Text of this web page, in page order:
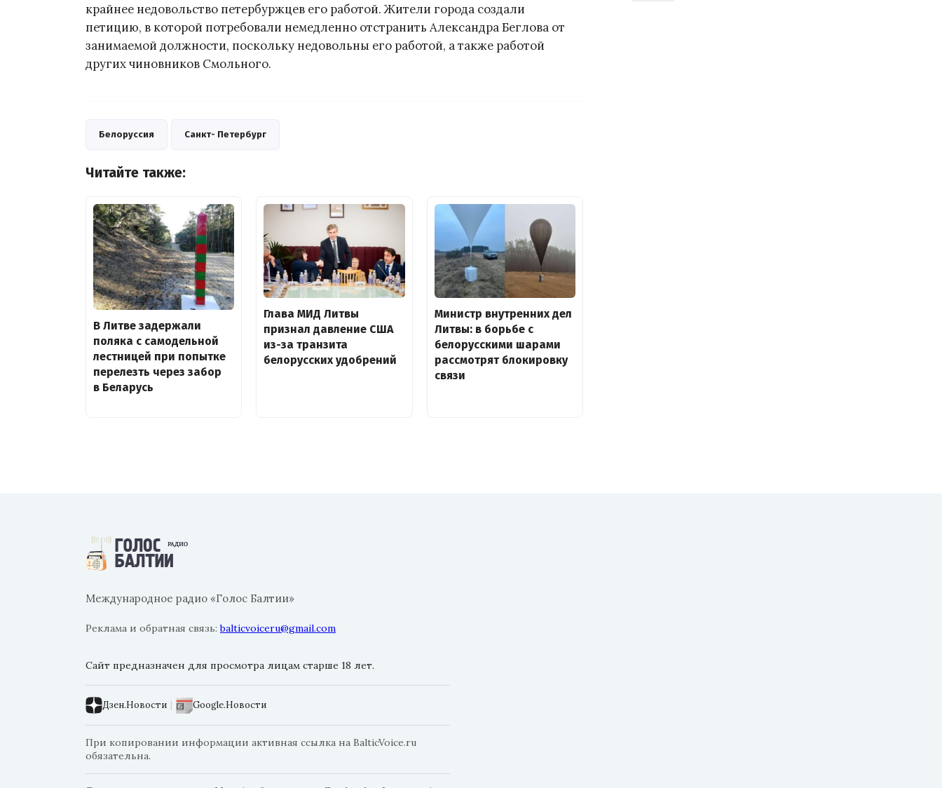
крайнее недовольство петербуржцев его работой. Жители города создали
петицию, в которой потребовали немедленно отстранить Александра Беглова от
занимаемой должности, поскольку недовольны его работой, а также работой
других чиновников Смольного.
Белоруссия Санкт- Петербург
Читайте также:
В Литве задержали
поляка с самодельной
лестницей при попытке
перелезть через забор
в Беларусь
Глава МИД Литвы
признал давление США
из-за транзита
белорусских удобрений
Министр внутренних дел
Литвы: в борьбе с
белорусскими шарами
рассмотрят блокировку
связи
Международное радио «Голос Балтии»
Реклама и обратная связь:balticvoiceru@gmail.com
Сайт предназначен для просмотра лицам старше 18 лет.
Дзен.Новости | Google.Новости
При копировании информации активная ссылка на BalticVoice.ru
обязательна.